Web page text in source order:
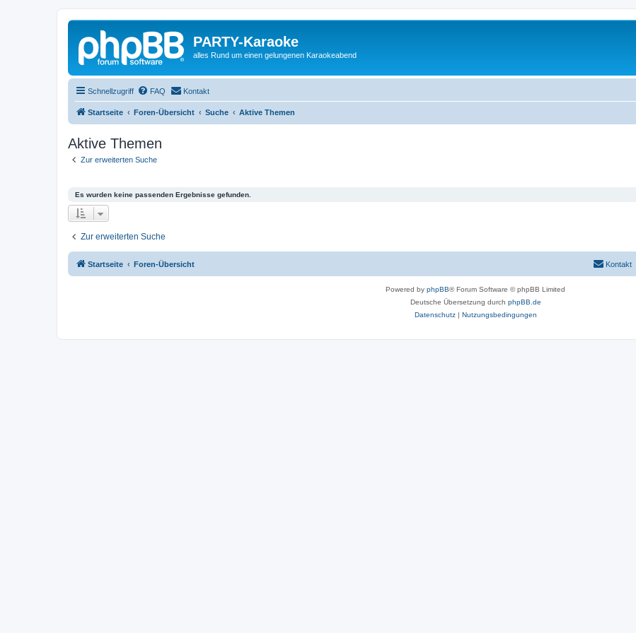
PARTY-Karaoke
alles Rund um einen gelungenen Karaokeabend
Schnellzugriff FAQ Kontakt
Startseite Foren-Übersicht Suche Aktive Themen
Aktive Themen
Zur erweiterten Suche
Es wurden keine passenden Ergebnisse gefunden.
Zur erweiterten Suche
Startseite Foren-Übersicht Kontakt
Powered by phpBB® Forum Software © phpBB Limited
Deutsche Übersetzung durch phpBB.de
Datenschutz| Nutzungsbedingungen